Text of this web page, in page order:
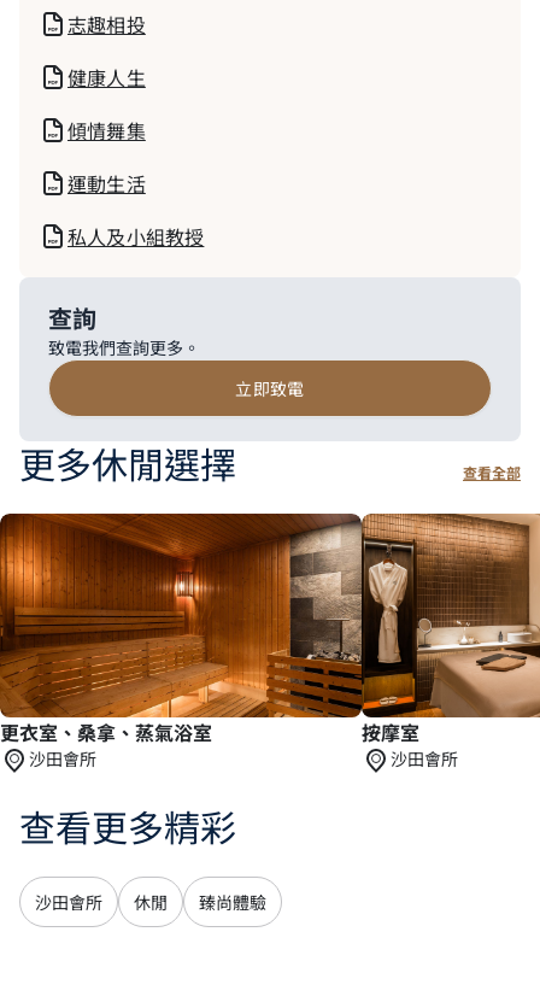
志趣相投
健康人生
傾情舞集
運動生活
私人及小組教授
查詢
致電我們查詢更多。
立即致電
更多休閒選擇 查看全部
更衣室、桑拿、蒸氣浴室
沙田會所
按摩室
沙田會所
查看更多精彩
沙田會所 休閒 臻尚體驗